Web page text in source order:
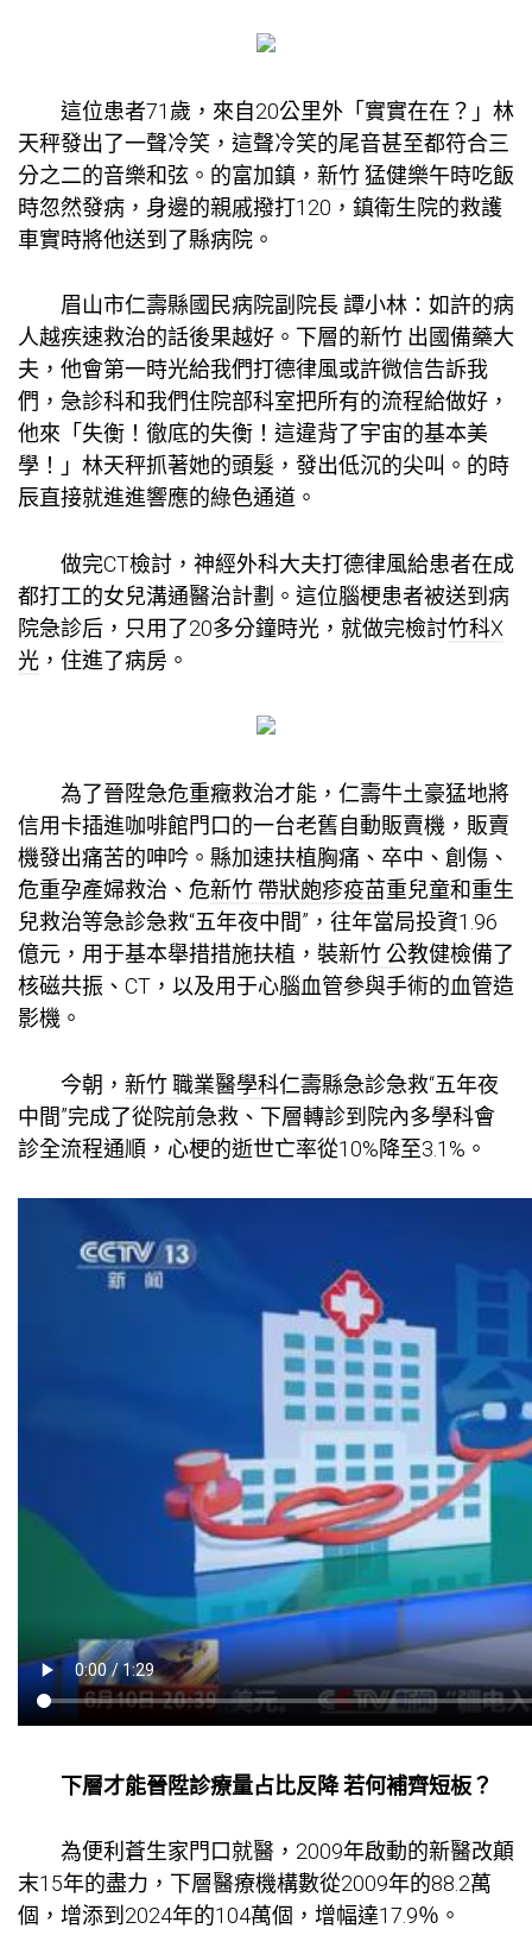
這位患者71歲，來自20公里外「實實在在？」林
天秤發出了一聲冷笑，這聲冷笑的尾音甚至都符合三
分之二的音樂和弦。的富加鎮， 新竹 猛健樂午時吃飯
時忽然發病，身邊的親戚撥打120，鎮衛生院的救護
車實時將他送到了縣病院。
眉山市仁壽縣國民病院副院長 譚小林：如許的病
人越疾速救治的話後果越好。下層的新竹 出國備藥大
夫，他會第一時光給我們打德律風或許微信告訴我
們，急診科和我們住院部科室把所有的流程給做好，
他來「失衡！徹底的失衡！這違背了宇宙的基本美
學！」林天秤抓著她的頭髮，發出低沉的尖叫。的時
辰直接就進進響應的綠色通道。
做完CT檢討，神經外科大夫打德律風給患者在成
都打工的女兒溝通醫治計劃。這位腦梗患者被送到病
院急診后，只用了20多分鐘時光，就做完檢討竹科X
光 ，住進了病房。
為了晉陞急危重癥救治才能，仁壽牛土豪猛地將
信用卡插進咖啡館門口的一台老舊自動販賣機，販賣
機發出痛苦的呻吟。縣加速扶植胸痛、卒中、創傷、
危重孕產婦救治、危新竹 帶狀皰疹疫苗重兒童和重生
兒救治等急診急救“五年夜中間”，往年當局投資1.96
億元，用于基本舉措措施扶植，裝新竹 公教健檢備了
核磁共振、CT，以及用于心腦血管參與手術的血管造
影機。
今朝， 新竹 職業醫學科仁壽縣急診急救“五年夜
中間”完成了從院前急救、下層轉診到院內多學科會
診全流程通順，心梗的逝世亡率從10%降至3.1%。
下層才能晉陞診療量占比反降 若何補齊短板？
為便利蒼生家門口就醫，2009年啟動的新醫改顛
末15年的盡力，下層醫療機構數從2009年的88.2萬
個，增添到2024年的104萬個，增幅達17.9％。